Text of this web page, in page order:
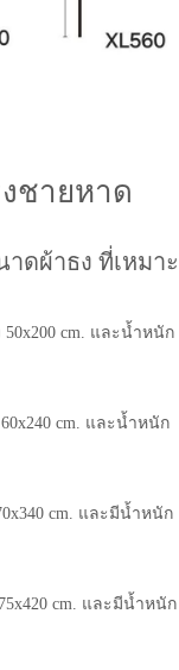
ชายหาด
ดผ้าธง ที่เหมาะ
cm. และน้ำหนัก
cm. และน้ำหนัก
cm. และมีน้ำหนัก
cm. และมีน้ำหนัก